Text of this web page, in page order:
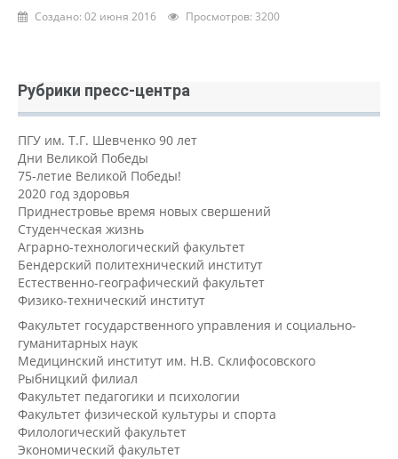
Создано: 02 июня 2016 Просмотров: 3200
Рубрики пресс-центра
ПГУ им. Т.Г. Шевченко 90 лет
Дни Великой Победы
75-летие Великой Победы!
2020 год здоровья
Приднестровье время новых свершений
Студенческая жизнь
Аграрно-технологический факультет
Бендерский политехнический институт
Естественно-географический факультет
Физико-технический институт
Факультет государственного управления и социально-
гуманитарных наук
Медицинский институт им. Н.В. Склифосовского
Рыбницкий филиал
Факультет педагогики и психологии
Факультет физической культуры и спорта
Филологический факультет
Экономический факультет